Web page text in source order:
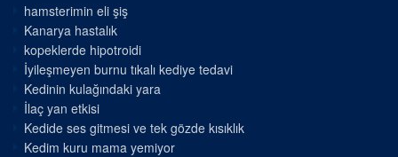
hamsterimin eli şiş
Kanarya hastalık
kopeklerde hipotroidi
İyileşmeyen burnu tıkalı kediye tedavi
Kedinin kulağındaki yara
İlaç yan etkisi
Kedide ses gitmesi ve tek gözde kısıklık
Kedim kuru mama yemiyor